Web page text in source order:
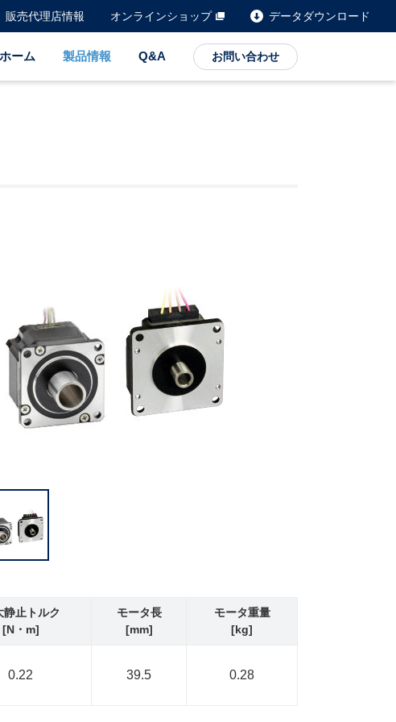
ーム 製品情報 Q&A お問い合わせ
販売代理店情報 オンラインショップ データダウンロード
静止トルク
[N・m]
モータ長
[mm]
モータ重量
[kg]
0.22 39.5 0.28